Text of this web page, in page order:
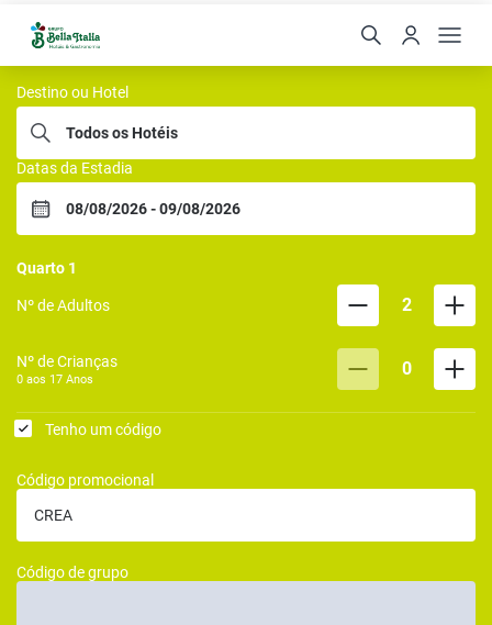
Rede Bella Italia
Destino ou Hotel
Datas da Estadia
Quarto 1
Nº de Adultos 2
Nº de Crianças
0 aos 17 Anos 0
Tenho um código
Código promocional
Código de grupo